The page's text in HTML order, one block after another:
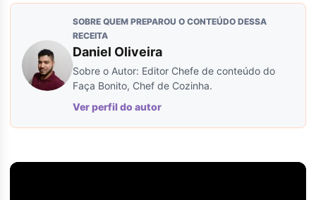
SOBRE QUEM PREPAROU O CONTEÚDO DESSA
RECEITA
Daniel Oliveira
Sobre o Autor: Editor Chefe de conteúdo do
Faça Bonito, Chef de Cozinha.
Ver perfil do autor